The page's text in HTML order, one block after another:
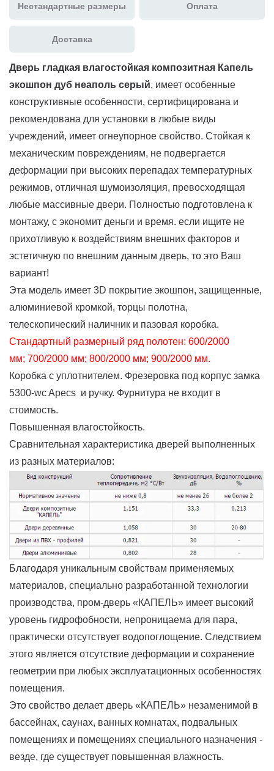
Нестандартные размеры Оплата
Доставка
Дверь гладкая влагостойкая композитная Капель
экошпон дуб неаполь серый, имеет особенные
конструктивные особенности, сертифицирована и
рекомендована для установки в любые виды
учреждений, имеет огнеупорное свойство. Стойкая к
механическим повреждениям, не подвергается
деформации при высоких перепадах температурных
режимов, отличная шумоизоляция, превосходящая
любые массивные двери. Полностью подготовлена к
монтажу, с экономит деньги и время. если ищите не
прихотливую к воздействиям внешних факторов и
эстетичную по внешним данным дверь, то это Ваш
вариант!
Эта модель имеет 3D покрытие экошпон, защищенные,
алюминиевой кромкой, торцы полотна,
телескопический наличник и пазовая коробка.
Стандартный размерный ряд полотен: 600/2000
мм; 700/2000 мм; 800/2000 мм; 900/2000 мм.
Коробка с уплотнителем. Фрезеровка под корпус замка
5300-wc Apecs и ручку. Фурнитура не входит в
стоимость.
Повышенная влагостойкость.
Сравнительная характеристика дверей выполненных
из разных материалов:
Благодаря уникальным свойствам применяемых
материалов, специально разработанной технологии
производства, пром-дверь «КАПЕЛЬ» имеет высокий
уровень гидрофобности, непроницаема для пара,
практически отсутствует водопоглощение. Следствием
этого является отсутствие деформации и сохранение
геометрии при любых эксплуатационных особенностях
помещения.
Это свойство делает дверь «КАПЕЛЬ» незаменимой в
бассейнах, саунах, ванных комнатах, подвальных
помещениях и помещениях специального назначения -
везде, где существует повышенная влажность.